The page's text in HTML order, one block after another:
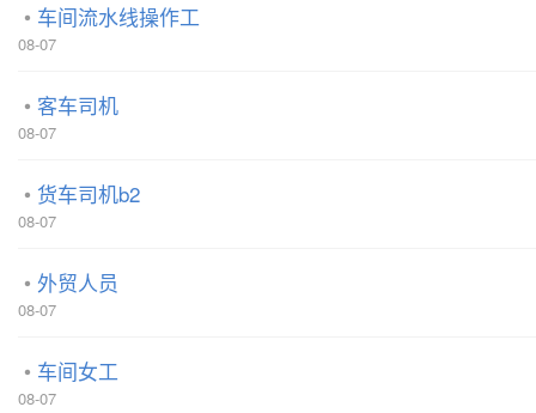
车间流水线操作工
08-07
客车司机
08-07
货车司机b2
08-07
外贸人员
08-07
车间女工
08-07